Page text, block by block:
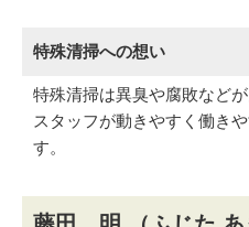
特殊清掃への想い
特殊清掃は異臭や腐敗など
スタッフが動きやすく働き
す。